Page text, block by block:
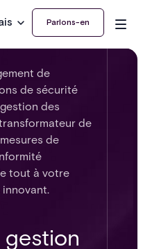
Parlons-en
de
de sécurité
des
de
de
tout à votre